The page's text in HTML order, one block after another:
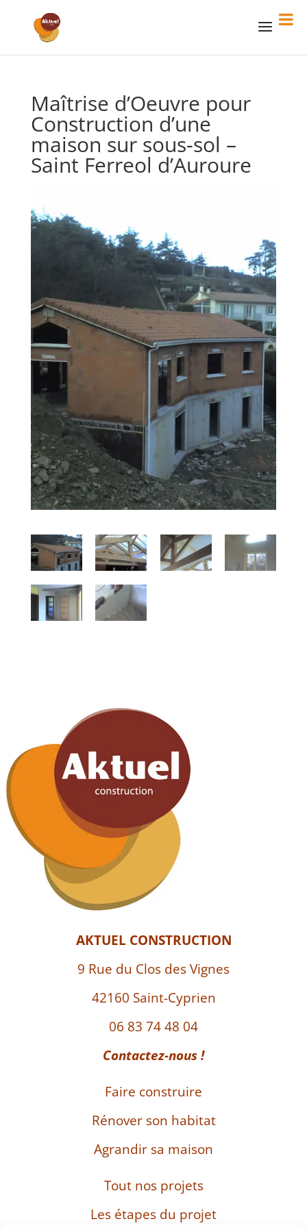
Maîtrise d’Oeuvre pour
Construction d’une
maison sur sous-sol –
Saint Ferreol d’Auroure
AKTUEL CONSTRUCTION
9 Rue du Clos des Vignes
42160 Saint-Cyprien
06 83 74 48 04
Contactez-nous !
Faire construire
Rénover son habitat
Agrandir sa maison
Tout nos projets
Les étapes du projet